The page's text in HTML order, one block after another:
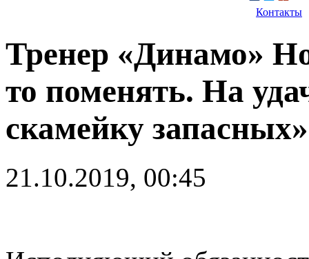
Контакты
Тренер «Динамо»
то поменять. На
скамейку запасных»
21.10.2019, 00:45